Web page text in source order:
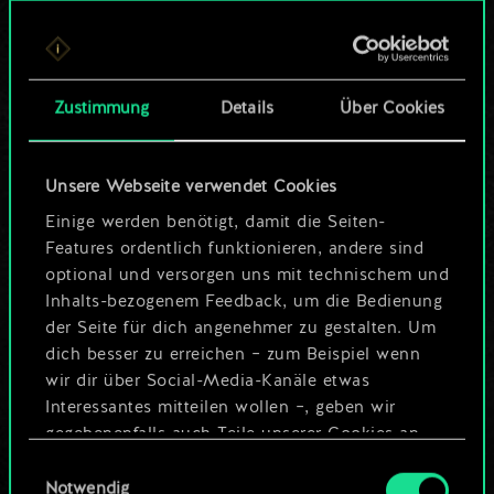
Zustimmung Details Über Cookies
Unsere Webseite verwendet Cookies
Einige werden benötigt, damit die Seiten-
Features ordentlich funktionieren, andere sind
optional und versorgen uns mit technischem und
Inhalts-bezogenem Feedback, um die Bedienung
der Seite für dich angenehmer zu gestalten. Um
dich besser zu erreichen – zum Beispiel wenn
wir dir über Social-Media-Kanäle etwas
Interessantes mitteilen wollen –, geben wir
gegebenenfalls auch Teile unserer Cookies an
Cookies erfordert allerdings deine Zustimmung.
Notwendig
Bis jetzt ist dies nur
ein geteilter Satz
Karten.
Wo es doch so viel
mehr sein kann!
Deck benennen und Leitfaden
Deck bearbeiten